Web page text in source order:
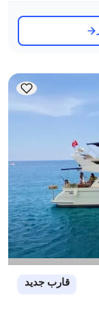
قارب جديد